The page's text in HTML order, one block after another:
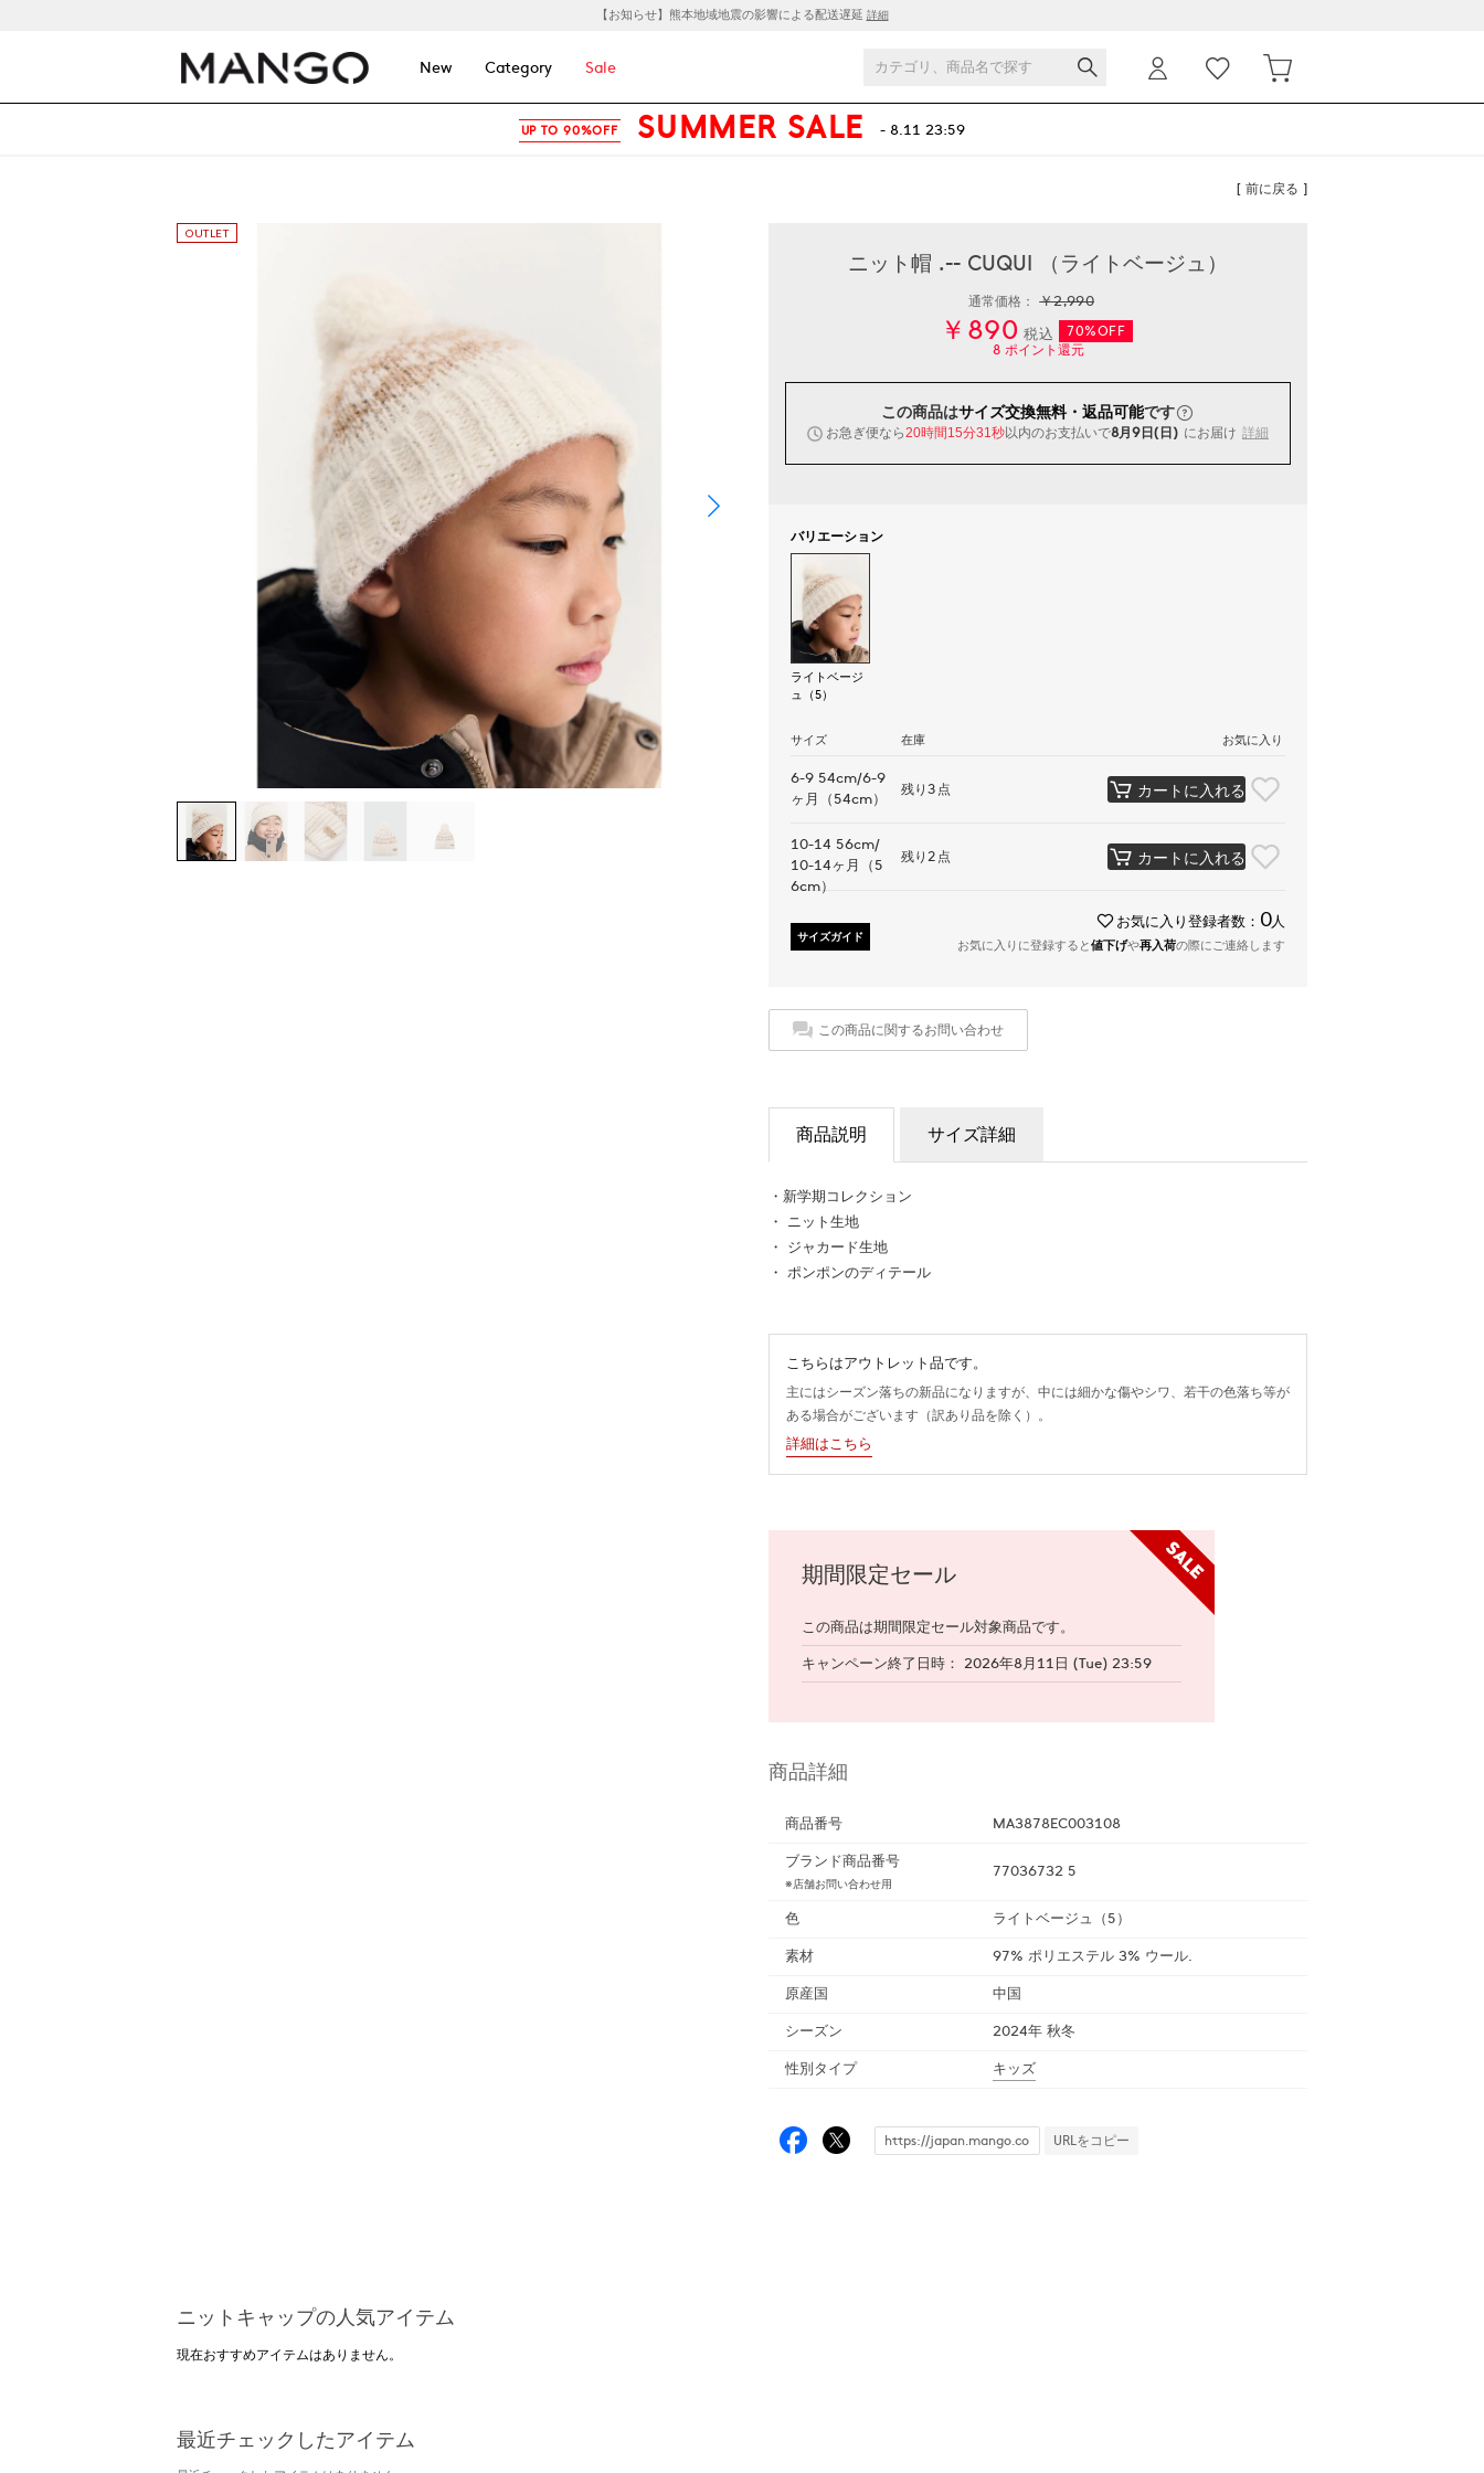
【お知らせ】熊本地域地震の影響による配送遅延 詳細
New Category Sale
UP TO 90%OFF SUMMER SALE - 8.11 23:59
[ 前に戻る ]
ニット帽 .-- CUQUI （ライトベージュ）
通常価格：￥2,990
￥890 税込
70%OFF
8ポイント還元
この商品はサイズ交換無料・返品可能です
お急ぎ便なら20時間15分31秒以内のお支払いで8月9日(日) にお届け 詳細
バリエーション
ライトベージ
ュ（5）
サイズ 在庫 お気に入り
6-9 54cm/6-9
ヶ月（54cm）
残り3点 カートに入れる
10-14 56cm/
10-14ヶ月（5
6cm）
残り2点 カートに入れる
サイズガイド
お気に入り登録者数： 0人
お気に入りに登録すると値下げや再入荷の際にご連絡します
この商品に関するお問い合わせ
商品説明 サイズ詳細
・新学期コレクション
・ ニット生地
・ ジャカード生地
・ ポンポンのディテール
こちらはアウトレット品です。
主にはシーズン落ちの新品になりますが、中には細かな傷やシワ、若干の色落ち等が
ある場合がございます（訳あり品を除く）。
詳細はこちら
期間限定セール
この商品は期間限定セール対象商品です。
キャンペーン終了日時
2026年8月11日 (Tue) 23:59
商品詳細
商品番号
MA3878EC003108
ブランド商品番号
※店舗お問い合わせ用
77036732 5
色
ライトベージュ（5）
素材
97% ポリエステル 3% ウール.
原産国
中国
シーズン
2024年 秋冬
性別タイプ
キッズ
URLをコピー
ニットキャップの人気アイテム
現在おすすめアイテムはありません。
最近チェックしたアイテム